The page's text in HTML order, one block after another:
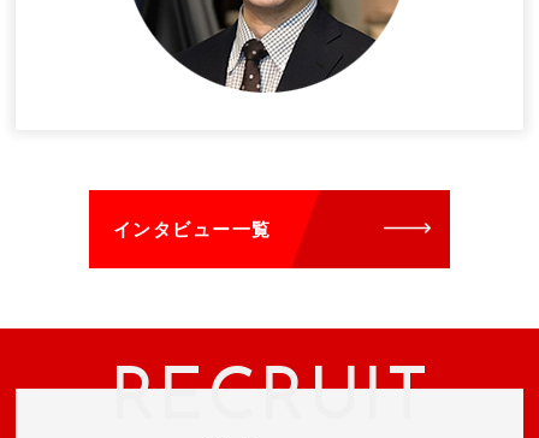
インタビュー一覧
RECRUIT